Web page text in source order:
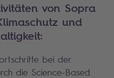
von Sopra
und
bei der
die Science-Based